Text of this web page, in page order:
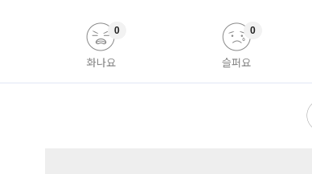
화나요
0
슬퍼요
0